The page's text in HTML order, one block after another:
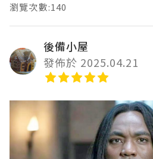
瀏覽次數:140
後備小屋
發佈於 2025.04.21